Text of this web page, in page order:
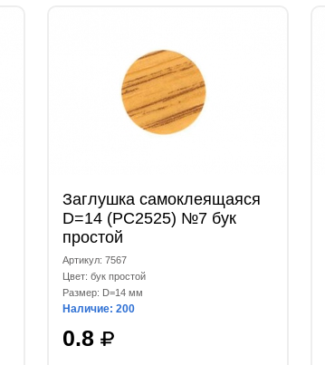
Заглушка самоклеящаяся
D=14 (РС2525) №7 бук
простой
Артикул: 7567
Цвет: бук простой
Размер: D=14 мм
Наличие: 200
0.8